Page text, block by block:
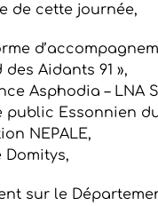
de cette journée,
Aidants 91 »,
Asphodia – LNA
public Essonnien
NEPALE,
Domitys,
sur le